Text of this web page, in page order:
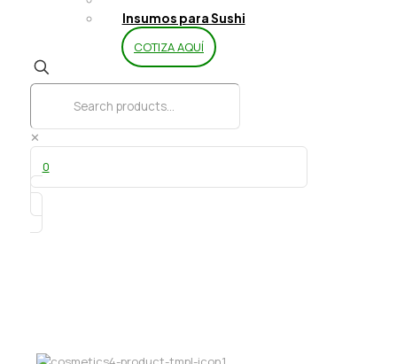
Insumos para Sushi
COTIZA AQUÍ
✕
0